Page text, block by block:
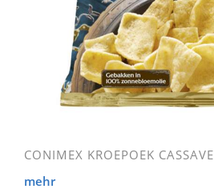
CONIMEX KROEPOEK CASSAVE
mehr